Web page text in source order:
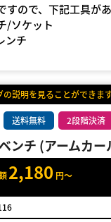
ので、下記工具があ
/ソケット
ンチ
説明を見ることができます
送料無料 2段階決済
ンチ (アームカー
2,180 円～